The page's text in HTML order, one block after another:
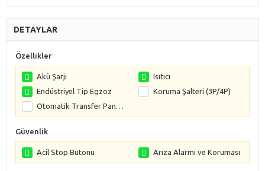
DETAYLAR
Özellikler
Akü Şarjı
Isıtıcı
Endüstriyel Tip Egzoz
Koruma Şalteri (3P/4P)
Otomatik Transfer Panosu (3P/4P)
Güvenlik
Acil Stop Butonu Arıza Alarmı ve Koruması